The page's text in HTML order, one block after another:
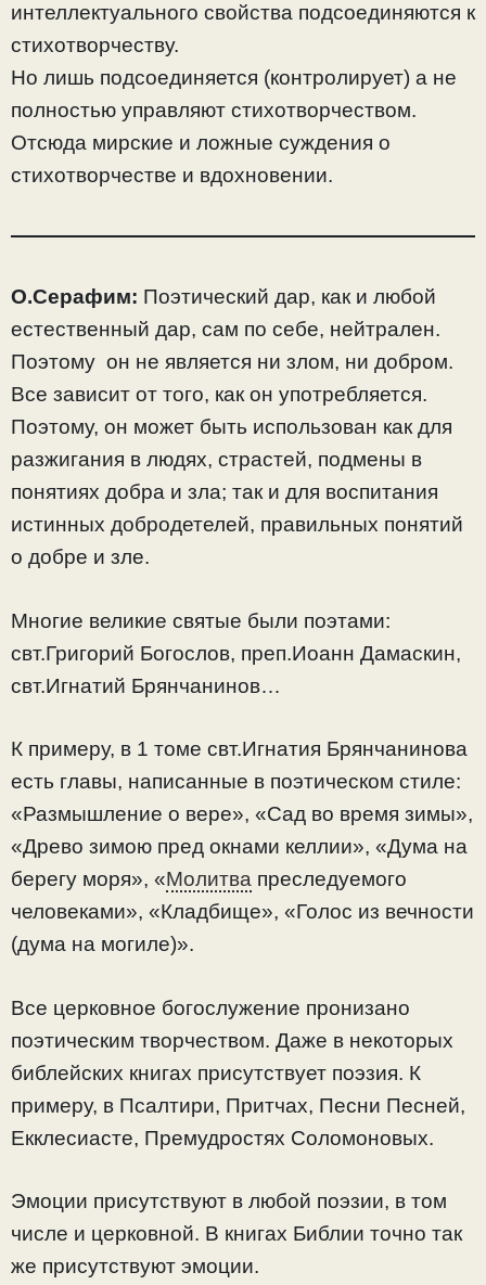
интеллектуального свойства подсоединяются к
стихотворчеству.
Но лишь подсоединяется (контролирует) а не
полностью управляют стихотворчеством.
Отсюда мирские и ложные суждения о
стихотворчестве и вдохновении.
О.Серафим: Поэтический дар, как и любой
естественный дар, сам по себе, нейтрален.
Поэтому он не является ни злом, ни добром.
Все зависит от того, как он употребляется.
Поэтому, он может быть использован как для
разжигания в людях, страстей, подмены в
понятиях добра и зла; так и для воспитания
истинных добродетелей, правильных понятий
о добре и зле.
Многие великие святые были поэтами:
свт.Григорий Богослов, преп.Иоанн Дамаскин,
свт.Игнатий Брянчанинов…
К примеру, в 1 томе свт.Игнатия Брянчанинова
есть главы, написанные в поэтическом стиле:
«Размышление о вере», «Сад во время зимы»,
«Древо зимою пред окнами келлии», «Дума на
берегу моря», «Молитва преследуемого
человеками», «Кладбище», «Голос из вечности
(дума на могиле)».
Все церковное богослужение пронизано
поэтическим творчеством. Даже в некоторых
библейских книгах присутствует поэзия. К
примеру, в Псалтири, Притчах, Песни Песней,
Екклесиасте, Премудростях Соломоновых.
Эмоции присутствуют в любой поэзии, в том
числе и церковной. В книгах Библии точно так
же присутствуют эмоции.